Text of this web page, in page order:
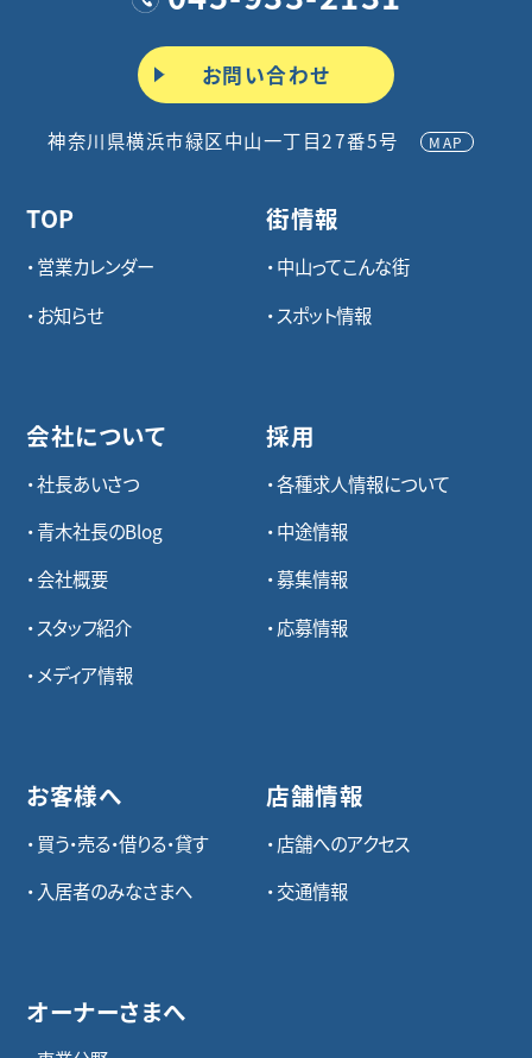
お問い合わせ
神奈川県横浜市緑区中山一丁目27番5号 MAP
TOP
営業カレンダー
お知らせ
会社について
社長あいさつ
青木社長のBlog
会社概要
スタッフ紹介
メディア情報
お客様へ
買う・売る・借りる・貸す
入居者のみなさまへ
オーナーさまへ
街情報
中山ってこんな街
スポット情報
採用
各種求⼈情報について
中途情報
募集情報
応募情報
店舗情報
店舗へのアクセス
交通情報